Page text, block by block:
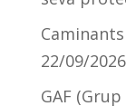
22/09/2026
GAF (Grup